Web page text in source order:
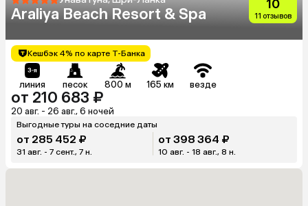
Araliya Beach Resort & Spa
10
11 отзывов
Кешбэк 4% по карте Т-Банка
линия песок 800 м 165 км везде
от 210 683 ₽
20 авг. - 26 авг., 6 ночей
Выгодные туры на соседние даты
от 285 452 ₽
31 авг. - 7 сент., 7 н.
от 398 364 ₽
10 авг. - 18 авг., 8 н.